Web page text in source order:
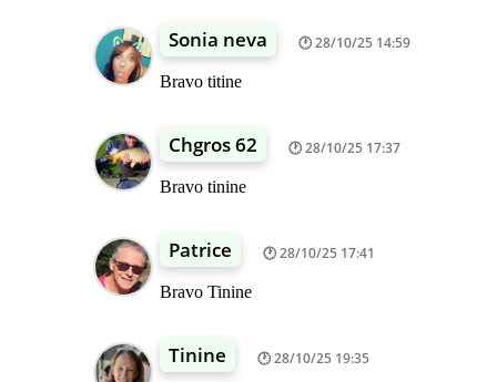
Sonia neva 28/10/25 14:59
Bravo titine
Chgros 62 28/10/25 17:37
Bravo tinine
Patrice 28/10/25 17:41
Bravo Tinine
Tinine 28/10/25 19:35